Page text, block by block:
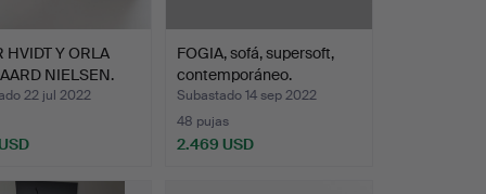
HVIDT Y ORLA
NIELSEN.
22 jul 2022
FOGIA, sofá, supersoft,
contemporáneo.
Subastado 14 sep 2022
48 pujas
2.469 USD